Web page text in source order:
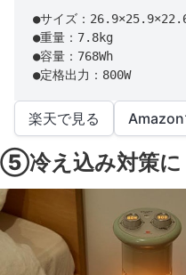
●サイズ：
●重量：7.8kg
●容量：768Wh
●定格出力：800W
楽天で見る Amazon
⑤冷え込み対策に